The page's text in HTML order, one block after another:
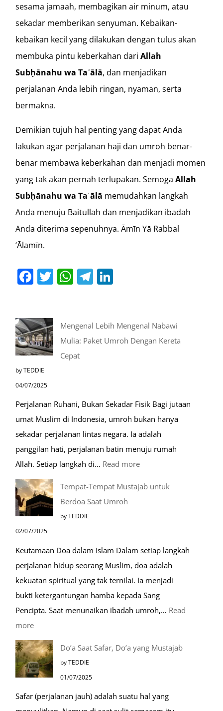
sesama jamaah, membagikan air minum, atau
sekadar memberikan senyuman. Kebaikan-
kebaikan kecil yang dilakukan dengan tulus akan
membuka pintu keberkahan dariAllah
Subḥānahu wa Taʿālā, dan menjadikan
perjalanan Anda lebih ringan, nyaman, serta
bermakna.
Demikian tujuh hal penting yang dapat Anda
lakukan agar perjalanan haji dan umroh benar-
benar membawa keberkahan dan menjadi momen
yang tak akan pernah terlupakan. SemogaAllah
Subḥānahu wa Taʿālā memudahkan langkah
Anda menuju Baitullah dan menjadikan ibadah
Anda diterima sepenuhnya. Āmīn Yā Rabbal
‘Ālamīn.
Facebook
Twitter
WhatsApp
Telegram
Mengenal Lebih Mengenal Nabawi
Mulia: Paket Umroh Dengan Kereta
Cepat
by TEDDIE
04/07/2025
Perjalanan Ruhani, Bukan Sekadar Fisik Bagi jutaan
umat Muslim di Indonesia, umroh bukan hanya
sekadar perjalanan lintas negara. Ia adalah
panggilan hati, perjalanan batin menuju rumah
Allah. Setiap langkah di… Read more:
Paket
Umroh
Dengan
Kereta
Cepat
Tempat-Tempat Mustajab untuk
Berdoa Saat Umroh
by TEDDIE
02/07/2025
Keutamaan Doa dalam Islam Dalam setiap langkah
perjalanan hidup seorang Muslim, doa adalah
kekuatan spiritual yang tak ternilai. Ia menjadi
bukti ketergantungan hamba kepada Sang
Pencipta. Saat menunaikan ibadah umroh,… Read
more:
Tempat-
Tempat
Mustajab
Berdoa
Do’a Saat Safar, Do’a yang Mustajab
by TEDDIE
01/07/2025
Safar (perjalanan jauh) adalah suatu hal yang